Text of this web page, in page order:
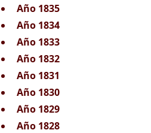
Año 1835
Año 1834
Año 1833
Año 1832
Año 1831
Año 1830
Año 1829
Año 1828